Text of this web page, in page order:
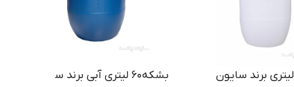
بشکه ۴۰ لیتری برند سایون
بشکه۶۰ لیتری آبی برند سایون